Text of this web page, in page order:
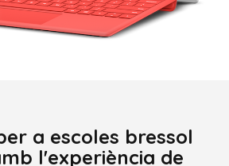
a escoles bressol
l'experiència de